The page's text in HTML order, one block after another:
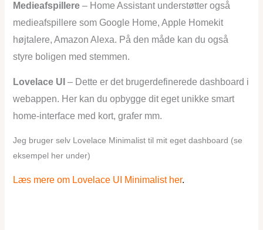
Medieafspillere– Home Assistant understøtter også
medieafspillere som Google Home, Apple Homekit
højtalere, Amazon Alexa. På den måde kan du også
styre boligen med stemmen.
Lovelace UI – Dette er det brugerdefinerede dashboard i
webappen. Her kan du opbygge dit eget unikke smart
home-interface med kort, grafer mm.
Jeg bruger selv Lovelace Minimalist til mit eget dashboard (se
eksempel her under)
Læs mere om Lovelace UI Minimalist her.